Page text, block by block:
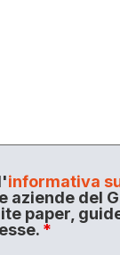
informativa
aziende del
paper,
*